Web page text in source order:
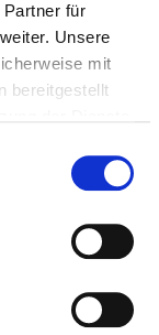
für
Unsere
mit
bereitgestellt
...